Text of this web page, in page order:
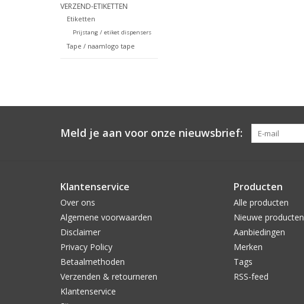
VERZEND-ETIKETTEN
Etiketten
Prijstang / etiket dispensers
Tape / naamlogo tape
Meld je aan voor onze nieuwsbrief:
Klantenservice
Over ons
Algemene voorwaarden
Disclaimer
Privacy Policy
Betaalmethoden
Verzenden & retourneren
Klantenservice
Producten
Alle producten
Nieuwe producten
Aanbiedingen
Merken
Tags
RSS-feed